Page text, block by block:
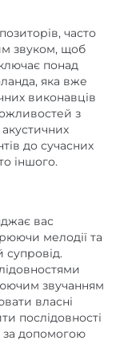
x 64
струму або
часто
звуком, щоб
понад
яка вже
виконавців
з
до сучасних
іншого.
вас
мелодії та
звучанням
власні
послідовності
за допомогою